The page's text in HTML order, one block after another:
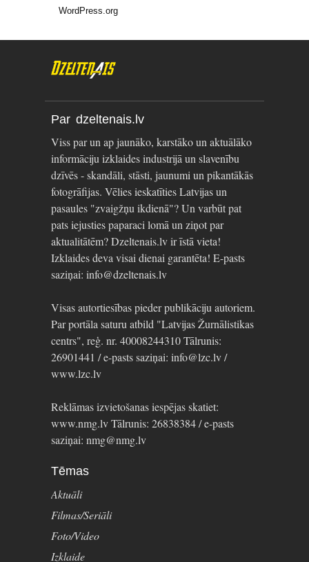
WordPress.org
Par dzeltenais.lv
Viss par un ap jaunāko, karstāko un aktuālāko
informāciju izklaides industrijā un slavenību
dzīvēs - skandāli, stāsti, jaunumi un pikantākās
fotogrāfijas. Vēlies ieskatīties Latvijas un
pasaules "zvaigžņu ikdienā"? Un varbūt pat
pats iejusties paparaci lomā un ziņot par
aktualitātēm? Dzeltenais.lv ir īstā vieta!
Izklaides deva visai dienai garantēta! E-pasts
saziņai: info@dzeltenais.lv
Visas autortiesības pieder publikāciju autoriem.
Par portāla saturu atbild "Latvijas Žurnālistikas
centrs", reģ. nr. 40008244310 Tālrunis:
26901441 / e-pasts saziņai: info@lzc.lv /
www.lzc.lv
Reklāmas izvietošanas iespējas skatiet:
www.nmg.lv Tālrunis: 26838384 / e-pasts
saziņai: nmg@nmg.lv
Tēmas
Aktuāli
Filmas/Seriāli
Foto/Video
Izklaide